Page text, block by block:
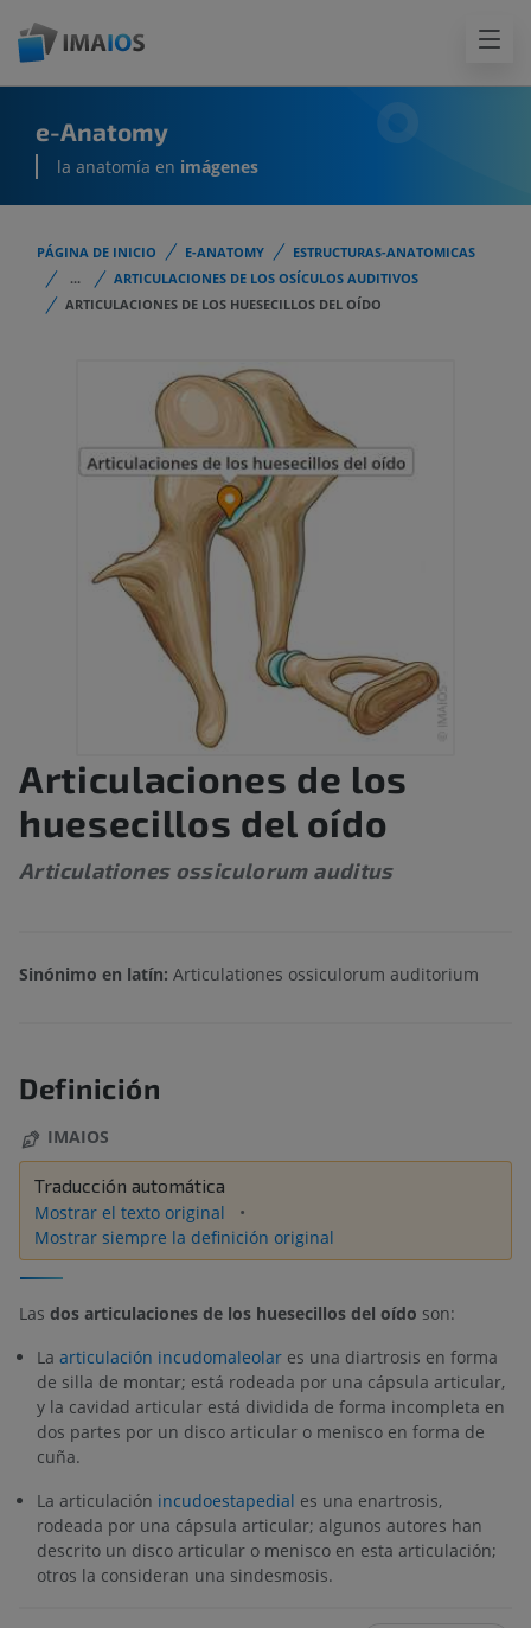
e-Anatomy
la anatomía en imágenes
PÁGINA DE INICIO E-ANATOMY
ESTRUCTURAS-ANATOMICAS
...
ARTICULACIONES DE LOS OSÍCULOS AUDITIVOS
ARTICULACIONES DE LOS HUESECILLOS DEL OÍDO
Articulaciones de los
huesecillos del oído
Articulationes ossiculorum auditus
Sinónimo en latín: Articulationes ossiculorum auditorium
Definición
IMAIOS
Traducción automática
Mostrar el texto original
Mostrar siempre la definición original
Las dos articulaciones de los huesecillos del oído son:
La articulación incudomaleolar es una diartrosis en forma
de silla de montar; está rodeada por una cápsula articular,
y la cavidad articular está dividida de forma incompleta en
dos partes por un disco articular o menisco en forma de
cuña.
La articulación incudoestapedial es una enartrosis,
rodeada por una cápsula articular; algunos autores han
descrito un disco articular o menisco en esta articulación;
otros la consideran una sindesmosis.